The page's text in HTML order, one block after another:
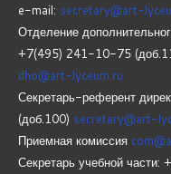
e-mail: secretary@art-
Отделение
+7(495) 241-10-75
dho@art-lyceum.ru
Секретарь-референт
(доб.100) secretary@art-
Приемная комиссия
Секретарь учебной